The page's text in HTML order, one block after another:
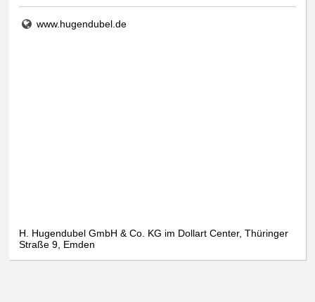
www.hugendubel.de
H. Hugendubel GmbH & Co. KG im Dollart Center, Thüringer
Straße 9, Emden